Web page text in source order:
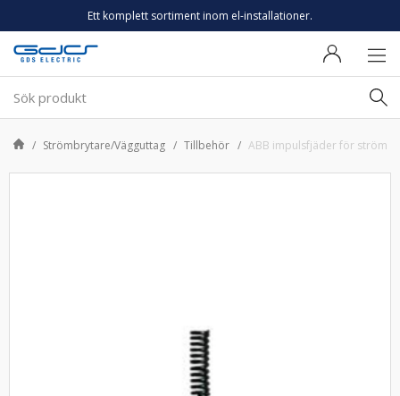
Ett komplett sortiment inom el-installationer.
Strömbrytare/Vägguttag Tillbehör ABB impulsfjäder för strömst